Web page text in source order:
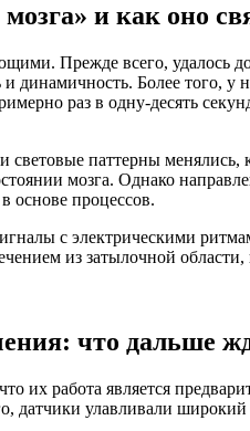
и как оно
Прежде всего, удалось
динамичность. Более того, у
раз в одну-десять
световые паттерны
мозга. Однако
основе процессов.
с электрическими
из затылочной
что дальше
их работа является
датчики улавливали